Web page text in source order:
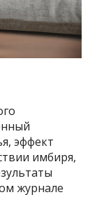
эффект
имбиря,
журнале